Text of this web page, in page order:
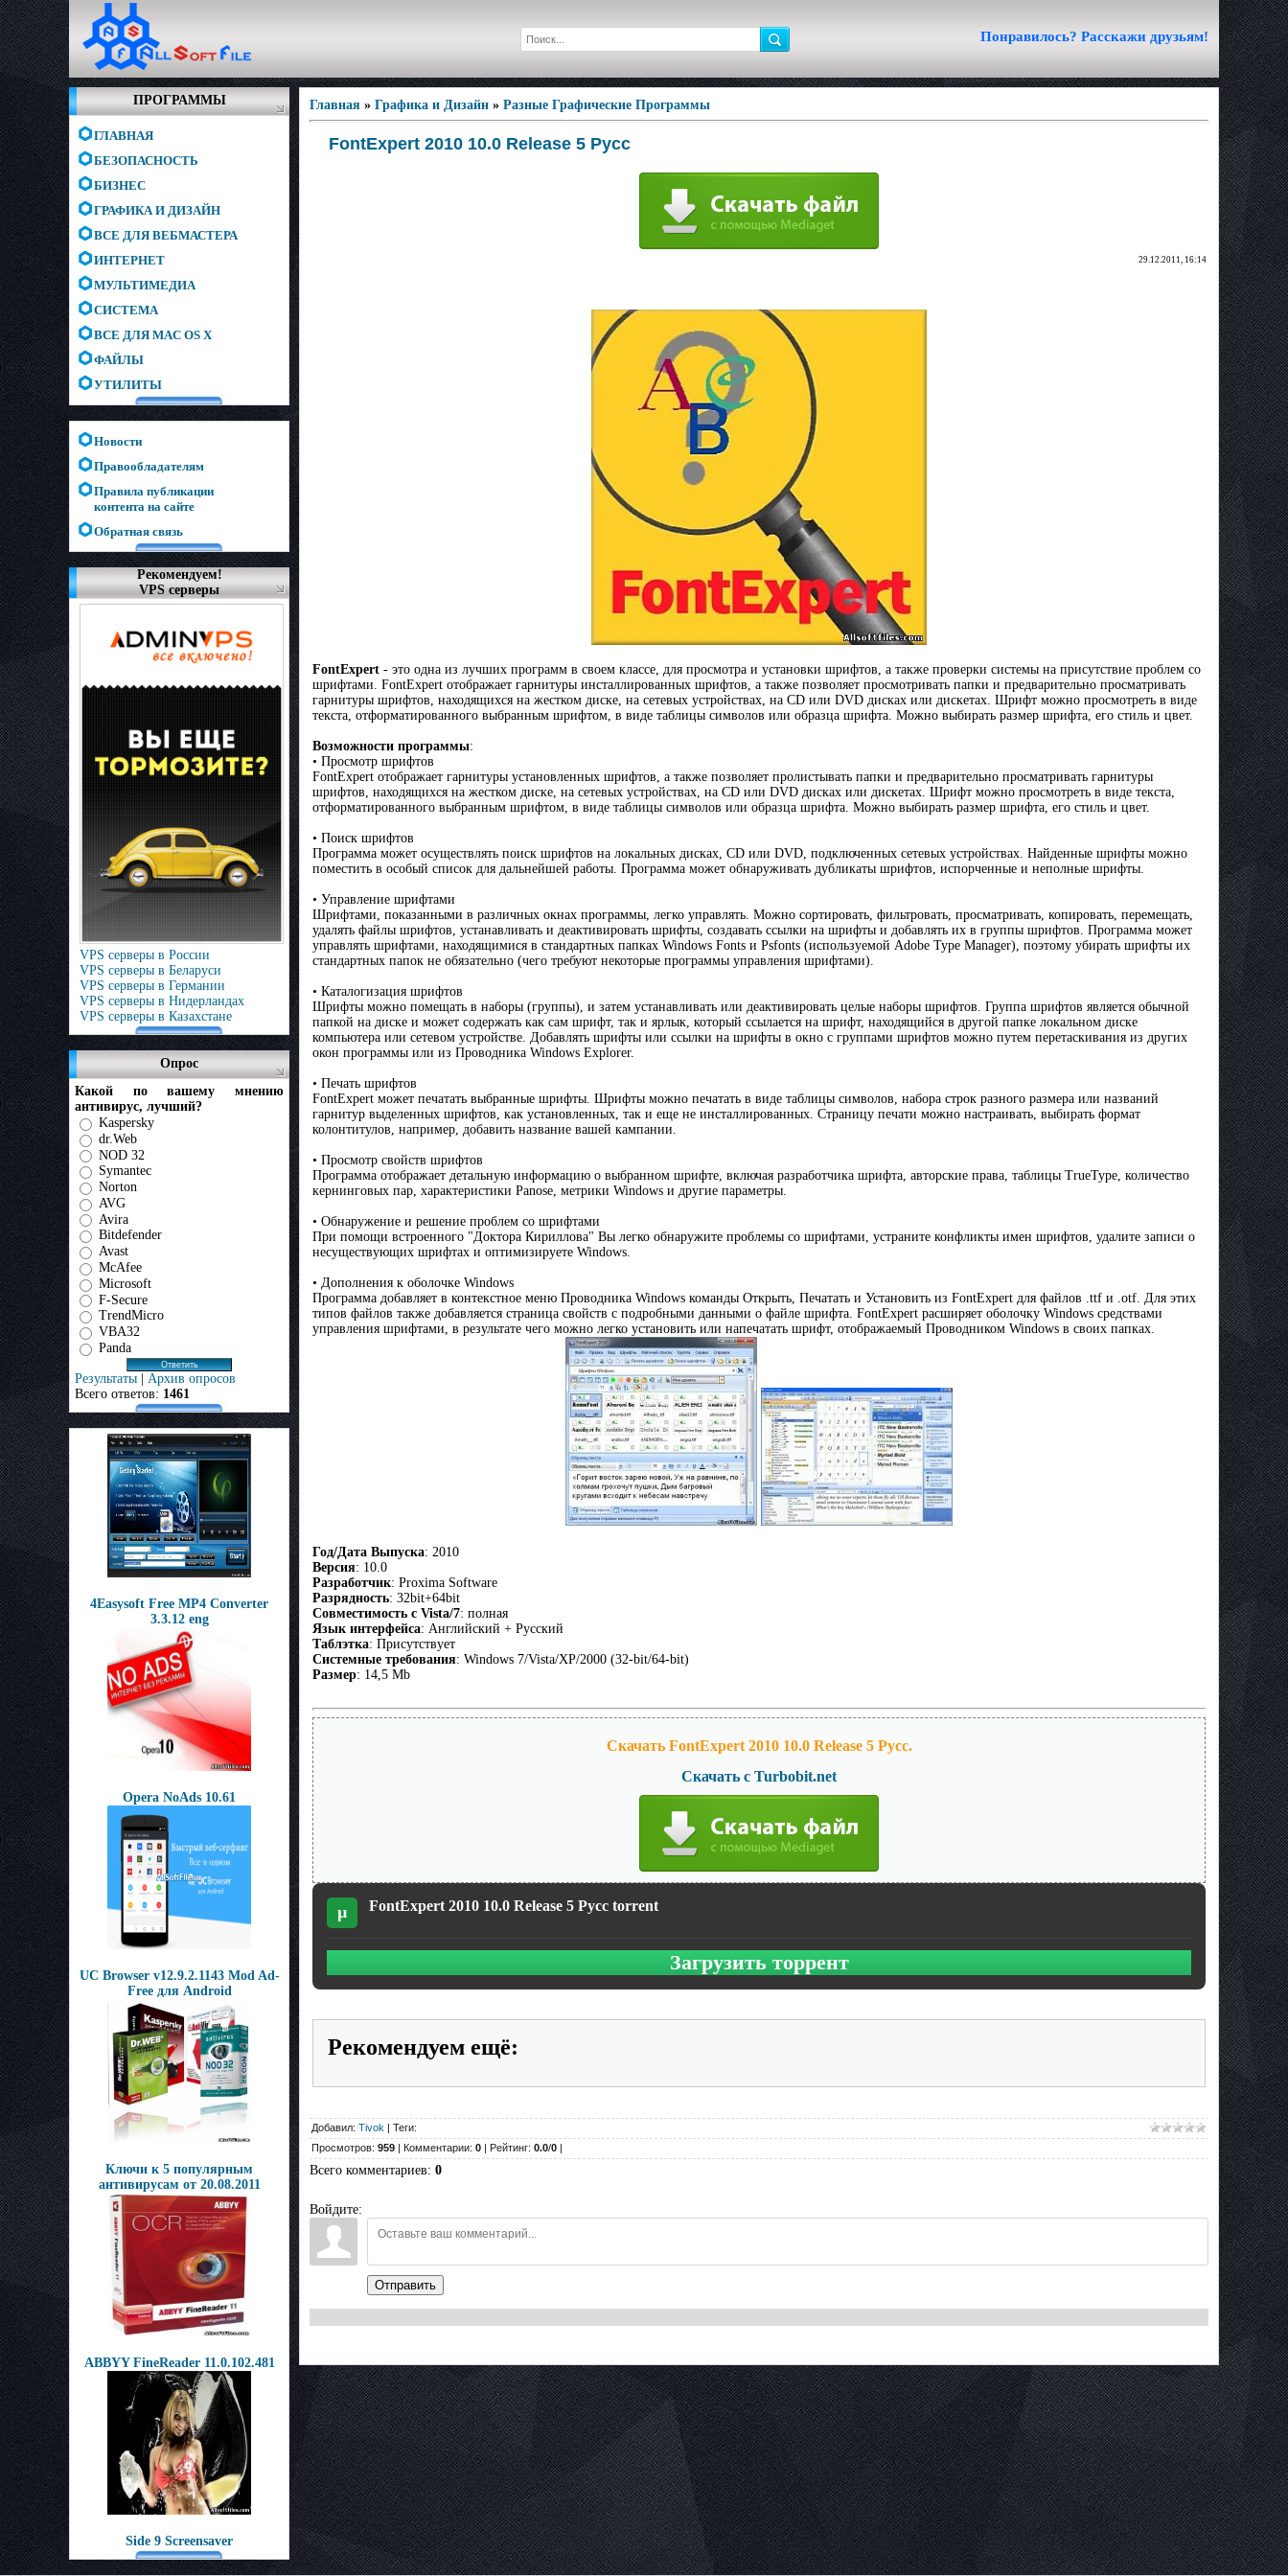
Понравилось? Расскажи друзьям!
ПРОГРАММЫ
ГЛАВНАЯ
БЕЗОПАСНОСТЬ
БИЗНЕС
ГРАФИКА И ДИЗАЙН
ВСЕ ДЛЯ ВЕБМАСТЕРА
ИНТЕРНЕТ
МУЛЬТИМЕДИА
СИСТЕМА
ВСЕ ДЛЯ MAC OS X
ФАЙЛЫ
УТИЛИТЫ
Новости
Правообладателям
Правила публикации
контента на сайте
Обратная связь
Рекомендуем!
VPS серверы
VPS серверы в России
VPS серверы в Беларуси
VPS серверы в Германии
VPS серверы в Нидерландах
VPS серверы в Казахстане
Опрос
Какой по вашему мнению
антивирус, лучший?
Kaspersky
dr.Web
NOD 32
Symantec
Norton
AVG
Avira
Bitdefender
Avast
McAfee
Microsoft
F-Secure
TrendMicro
VBA32
Panda
Результаты | Архив опросов
Всего ответов: 1461
4Easysoft Free MP4 Converter
3.3.12 eng
Opera NoAds 10.61
UC Browser v12.9.2.1143 Mod Ad-
Free для Android
Ключи к 5 популярным
антивирусам от 20.08.2011
ABBYY FineReader 11.0.102.481
Side 9 Screensaver
Главная » Графика и Дизайн » Разные Графические Программы
FontExpert 2010 10.0 Release 5 Русс
29.12.2011, 16:14
FontExpert - это одна из лучших программ в своем классе, для просмотра и установки шрифтов, а также проверки системы на присутствие проблем со
шрифтами. FontExpert отображает гарнитуры инсталлированных шрифтов, а также позволяет просмотривать папки и предварительно просматривать
гарнитуры шрифтов, находящихся на жестком диске, на сетевых устройствах, на CD или DVD дисках или дискетах. Шрифт можно просмотреть в виде
текста, отформатированного выбранным шрифтом, в виде таблицы символов или образца шрифта. Можно выбирать размер шрифта, его стиль и цвет.
Возможности программы:
• Просмотр шрифтов
FontExpert отображает гарнитуры установленных шрифтов, а также позволяет пролистывать папки и предварительно просматривать гарнитуры
шрифтов, находящихся на жестком диске, на сетевых устройствах, на CD или DVD дисках или дискетах. Шрифт можно просмотреть в виде текста,
отформатированного выбранным шрифтом, в виде таблицы символов или образца шрифта. Можно выбирать размер шрифта, его стиль и цвет.
• Поиск шрифтов
Программа может осуществлять поиск шрифтов на локальных дисках, CD или DVD, подключенных сетевых устройствах. Найденные шрифты можно
поместить в особый список для дальнейшей работы. Программа может обнаруживать дубликаты шрифтов, испорченные и неполные шрифты.
• Управление шрифтами
Шрифтами, показанными в различных окнах программы, легко управлять. Можно сортировать, фильтровать, просматривать, копировать, перемещать,
удалять файлы шрифтов, устанавливать и деактивировать шрифты, создавать ссылки на шрифты и добавлять их в группы шрифтов. Программа может
управлять шрифтами, находящимися в стандартных папках Windows Fonts и Psfonts (используемой Adobe Type Manager), поэтому убирать шрифты их
стандартных папок не обязательно (чего требуют некоторые программы управления шрифтами).
• Каталогизация шрифтов
Шрифты можно помещать в наборы (группы), и затем устанавливать или деактивировать целые наборы шрифтов. Группа шрифтов является обычной
папкой на диске и может содержать как сам шрифт, так и ярлык, который ссылается на шрифт, находящийся в другой папке локальном диске
компьютера или сетевом устройстве. Добавлять шрифты или ссылки на шрифты в окно с группами шрифтов можно путем перетаскивания из других
окон программы или из Проводника Windows Explorer.
• Печать шрифтов
FontExpert может печатать выбранные шрифты. Шрифты можно печатать в виде таблицы символов, набора строк разного размера или названий
гарнитур выделенных шрифтов, как установленных, так и еще не инсталлированных. Страницу печати можно настраивать, выбирать формат
колонтитулов, например, добавить название вашей кампании.
• Просмотр свойств шрифтов
Программа отображает детальную информацию о выбранном шрифте, включая разработчика шрифта, авторские права, таблицы TrueType, количество
кернинговых пар, характеристики Panose, метрики Windows и другие параметры.
• Обнаружение и решение проблем со шрифтами
При помощи встроенного "Доктора Кириллова" Вы легко обнаружите проблемы со шрифтами, устраните конфликты имен шрифтов, удалите записи о
несуществующих шрифтах и оптимизируете Windows.
• Дополнения к оболочке Windows
Программа добавляет в контекстное меню Проводника Windows команды Открыть, Печатать и Установить из FontExpert для файлов .ttf и .otf. Для этих
типов файлов также добавляется страница свойств с подробными данными о файле шрифта. FontExpert расширяет оболочку Windows средствами
управления шрифтами, в результате чего можно легко установить или напечатать шрифт, отображаемый Проводником Windows в своих папках.
Год/Дата Выпуска: 2010
Версия: 10.0
Разработчик: Proxima Software
Разрядность: 32bit+64bit
Совместимость с Vista/7: полная
Язык интерфейса: Английский + Русский
Таблэтка: Присутствует
Системные требования: Windows 7/Vista/XP/2000 (32-bit/64-bit)
Размер: 14,5 Mb
Скачать FontExpert 2010 10.0 Release 5 Русс.
Скачать с Turbobit.net
µ FontExpert 2010 10.0 Release 5 Русс torrent
Загрузить торрент
Рекомендуем ещё:
Добавил: Tivok | Теги:
Просмотров: 959 | Комментарии: 0 | Рейтинг: 0.0/0 |
Всего комментариев: 0
Войдите:
Отправить